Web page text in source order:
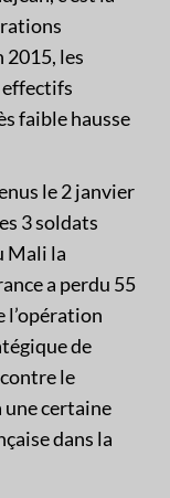
2015, les
effectifs
faible hausse
le 2 janvier
3 soldats
Mali la
a perdu 55
l’opération
de
le
certaine
dans la